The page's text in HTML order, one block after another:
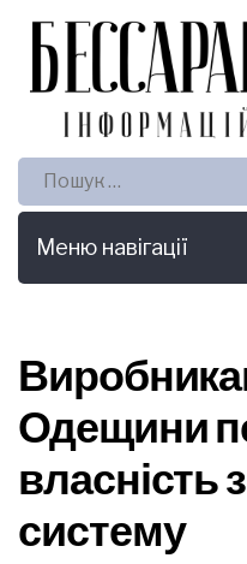
Пошук:
Меню навігації
Одещини
систему